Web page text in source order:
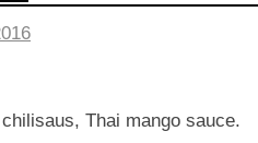
Thai mango sauce.